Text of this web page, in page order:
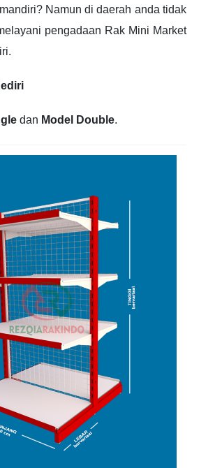
Namun di daerah anda tidak
pengadaan Rak Mini Market
dan Model Double.